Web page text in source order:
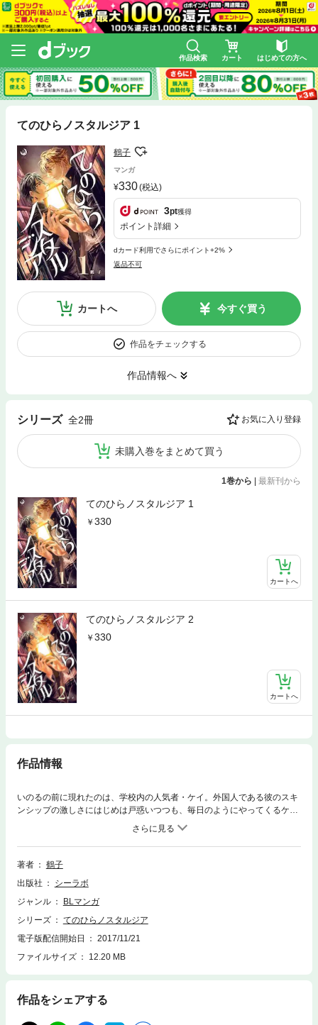
作品検索 カート はじめての方へ
てのひらノスタルジア 1
鶴子
マンガ
330(税込)
3pt獲得
ポイント詳細
dカード利用でさらにポイント+2%
返品不可
カートへ 今すぐ買う
作品をチェックする
作品情報へ
シリーズ 全2冊 お気に入り登録
未購入巻をまとめて買う
1巻から 最新刊から
てのひらノスタルジア 1
330
カートへ
てのひらノスタルジア 2
330
カートへ
作品情報
いのるの前に現れたのは、学校内の人気者・ケイ。外国人である彼のスキ
ンシップの激しさにはじめは戸惑いつつも、毎日のようにやってくるケイ
と過ごすなか、次第にいのる気持ちに変化が……。『君に捧げる私の祈
り』に登場の謎めいた旦那さんと先生の出逢い・前編。
著者
鶴子
出版社
シーラボ
ジャンル
BLマンガ
シリーズ
てのひらノスタルジア
電子版配信開始日
2017/11/21
ファイルサイズ
12.20 MB
作品をシェアする